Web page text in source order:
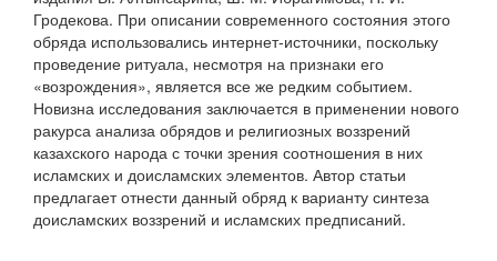
Гродекова. При описании современного состояния этого
обряда использовались интернет-источники, поскольку
проведение ритуала, несмотря на признаки его
«возрождения», является все же редким событием.
Новизна исследования заключается в применении нового
ракурса анализа обрядов и религиозных воззрений
казахского народа с точки зрения соотношения в них
исламских и доисламских элементов. Автор статьи
предлагает отнести данный обряд к варианту синтеза
доисламских воззрений и исламских предписаний.